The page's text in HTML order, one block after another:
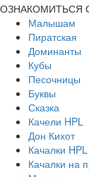
ОЗНАКОМИТЬСЯ
Малышам
Пиратская
Доминанты
Кубы
Песочницы
Буквы
Сказка
Качели HPL
Дон Кихот
Качалки HPL
Качалки на